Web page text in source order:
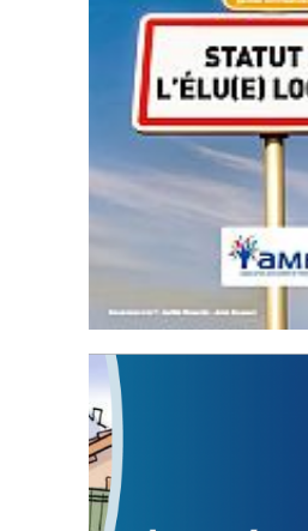
Statut de l’élu local
3 avril 2024
Mise à jour avril 2024
FEUILLETER